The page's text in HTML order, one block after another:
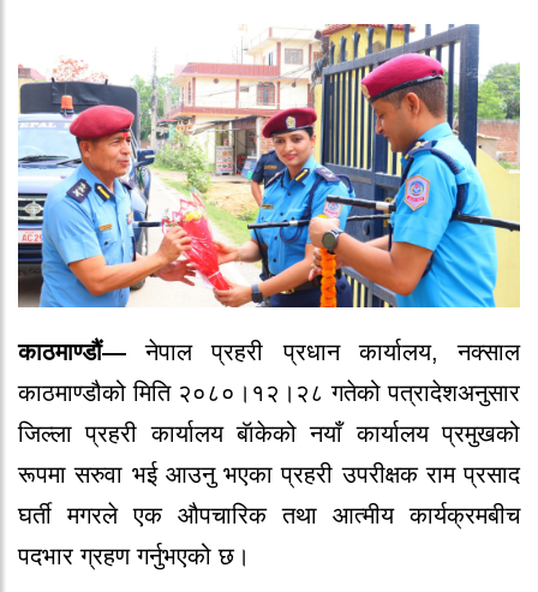
काठमाण्डौं—नेपाल प्रहरी प्रधान कार्यालय, नक्साल
काठमाण्डौको मिति २०८०।१२।२८ गतेको पत्रादेशअनुसार
जिल्ला प्रहरी कार्यालय बॅाकेको नयाँ कार्यालय प्रमुखको
रूपमा सरुवा भई आउनु भएका प्रहरी उपरीक्षक राम प्रसाद
घर्ती मगरले एक औपचारिक तथा आत्मीय कार्यक्रमबीच
पदभार ग्रहण गर्नुभएको छ।